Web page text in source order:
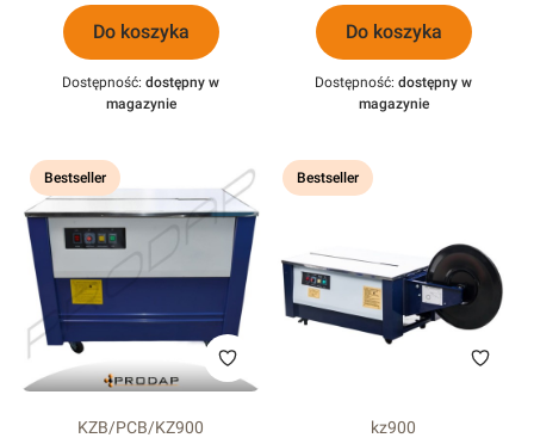
Do koszyka
Dostępność: dostępny w
magazynie
Do koszyka
Dostępność: dostępny w
magazynie
Bestseller
Kod produktu
KZB/PCB/KZ900
Bestseller
Kod produktu
kz900